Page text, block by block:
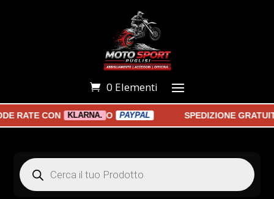
0 Elementi
RATE CON KLARNA. O PAYPAL SPEDIZIONE
Products
search